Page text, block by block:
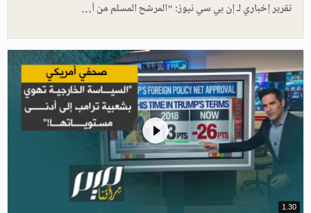
تقرير إخباري لـ إن بي سي نيوز: "المرشح المسلم من أ…
1.30